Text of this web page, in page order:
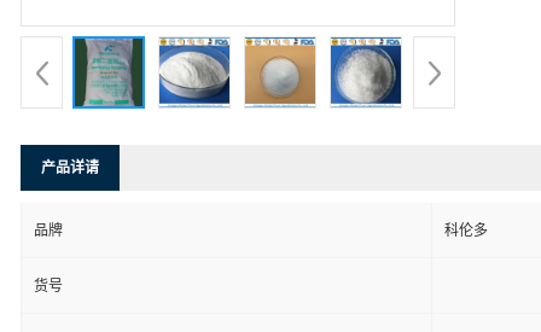
产品详请
品牌 科伦多
货号